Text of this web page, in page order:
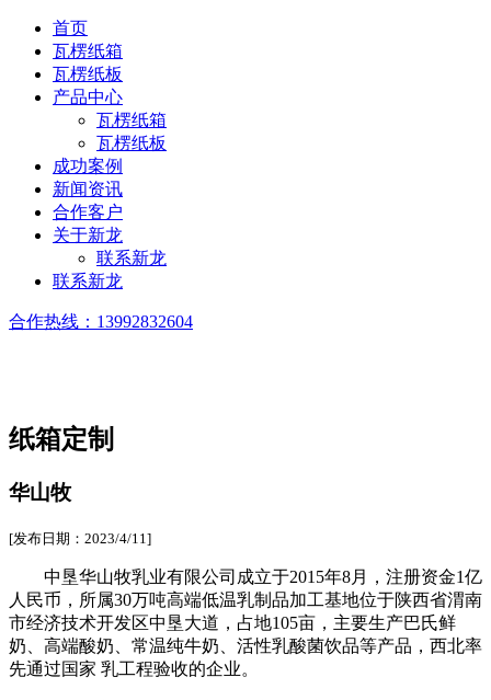
首页
瓦楞纸箱
瓦楞纸板
产品中心
瓦楞纸箱
瓦楞纸板
成功案例
新闻资讯
合作客户
关于新龙
联系新龙
联系新龙
合作热线： 13992832604
纸箱定制
华山牧
[发布日期：2023/4/11]
中垦华山牧乳业有限公司成立于2015年8月，注册资金1亿
人民币，所属30万吨高端低温乳制品加工基地位于陕西省渭南
市经济技术开发区中垦大道，占地105亩，主要生产巴氏鲜
奶、高端酸奶、常温纯牛奶、活性乳酸菌饮品等产品，西北率
先通过国家 乳工程验收的企业。